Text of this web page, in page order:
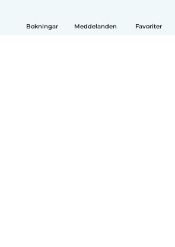
Bokningar Meddelanden Favoriter